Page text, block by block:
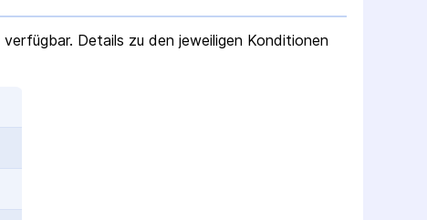
verfügbar. Details zu den jeweiligen Konditionen